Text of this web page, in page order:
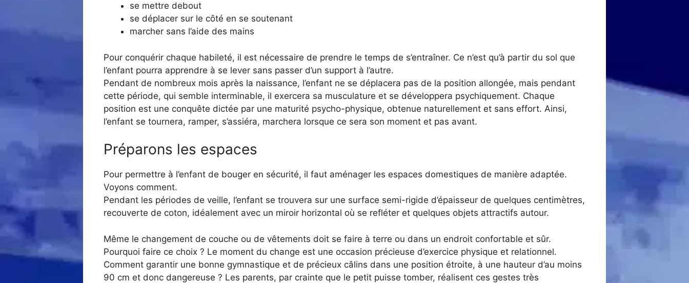
se mettre debout
se déplacer sur le côté en se soutenant
marcher sans l’aide des mains
Pour conquérir chaque habileté, il est nécessaire de prendre le temps de s’entraîner. Ce n’est qu’à partir du sol que
l’enfant pourra apprendre à se lever sans passer d’un support à l’autre.
Pendant de nombreux mois après la naissance, l’enfant ne se déplacera pas de la position allongée, mais pendant
cette période, qui semble interminable, il exercera sa musculature et se développera psychiquement. Chaque
position est une conquête dictée par une maturité psycho-physique, obtenue naturellement et sans effort. Ainsi,
l’enfant se tournera, ramper, s’assiéra, marchera lorsque ce sera son moment et pas avant.
Préparons les espaces
Pour permettre à l’enfant de bouger en sécurité, il faut aménager les espaces domestiques de manière adaptée.
Voyons comment.
Pendant les périodes de veille, l’enfant se trouvera sur une surface semi-rigide d’épaisseur de quelques centimètres,
recouverte de coton, idéalement avec un miroir horizontal où se refléter et quelques objets attractifs autour.
Même le changement de couche ou de vêtements doit se faire à terre ou dans un endroit confortable et sûr.
Pourquoi faire ce choix ? Le moment du change est une occasion précieuse d’exercice physique et relationnel.
Comment garantir une bonne gymnastique et de précieux câlins dans une position étroite, à une hauteur d’au moins
90 cm et donc dangereuse ? Les parents, par crainte que le petit puisse tomber, réalisent ces gestes très